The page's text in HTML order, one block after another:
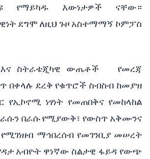
የማይካዱ እውነታዎች ናቸው።
ደግሞ ለዚህ ጉዞ አስተማማኝ ኮምፓስ
እና ስትራቴጂካዊ ውጤቶች የመረጃ
በቀላሉ ደረቅ የቁጥሮች ስብስብ ከመያዝ
የኢኮኖሚ ነፃነት የመጠበቅና የመከላከል
ራሱን በራሱ የሚያውቅ፣ የውስጥ አቅሙንና
የሚገነዘብ ማኅበረሰብ የመገንቢያ መሠረት
አብዮት ዋነኛው ስልታዊ ፋይዳ የውጭ